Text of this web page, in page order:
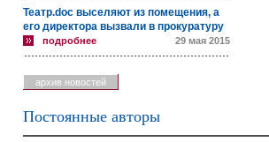
Театр.doc выселяют из помещения, а
его директора вызвали в прокуратуру
подробнее 29 мая 2015
архив новостей
Постоянные авторы